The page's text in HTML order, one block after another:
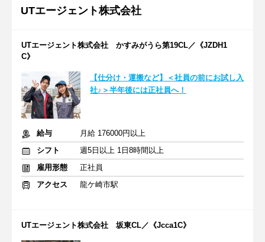
UTエージェント株式会社
UTエージェント株式会社 かすみがうら第19CL／《JZDH1
C》
【仕分け・運搬など】＜社員の前にお試し入
社♪＞半年後には正社員へ！
給与
月給 176000円以上
シフト
週5日以上 1日8時間以上
雇用形態
正社員
アクセス
龍ケ崎市駅
UTエージェント株式会社 坂東CL／《Jcca1C》